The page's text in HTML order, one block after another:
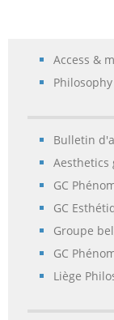
Access &
Bulletin
Aesthetics
GC
GC
Groupe
GC
Liège